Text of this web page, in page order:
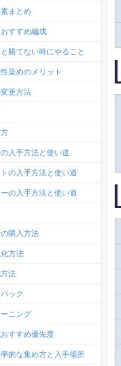
まとめ
すすめ編成
勝てない時にやること
染めのメリット
更方法
入手方法と使い道
の入手方法と使い道
の入手方法と使い道
購入方法
方法
法
ック
ニング
すすめ優先度
的な集め方と入手場所